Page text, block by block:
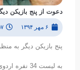
دعوت از پنج بازیکن
۶ مهر ۱۳۹۴
پنج بازیکن دیگر به
به لیست 34 نفره اردوی تیم ملی واترپلو دعوت شدند.